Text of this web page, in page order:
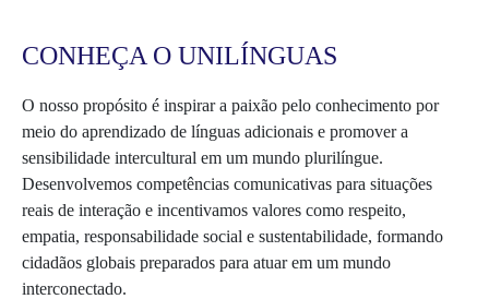
CONHEÇA O UNILÍNGUAS
O nosso propósito é inspirar a paixão pelo conhecimento por
meio do aprendizado de línguas adicionais e promover a
sensibilidade intercultural em um mundo plurilíngue.
Desenvolvemos competências comunicativas para situações
reais de interação e incentivamos valores como respeito,
empatia, responsabilidade social e sustentabilidade, formando
cidadãos globais preparados para atuar em um mundo
interconectado.